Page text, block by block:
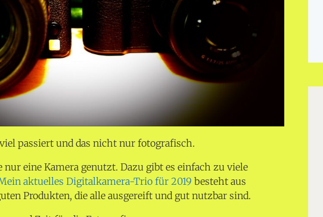
passiert und das nicht nur fotografisch.
nur eine Kamera genutzt. Dazu gibt es einfach zu viele
aktuelles Digitalkamera-Trio für 2019 besteht aus
Produkten, die alle ausgereift und gut nutzbar sind.